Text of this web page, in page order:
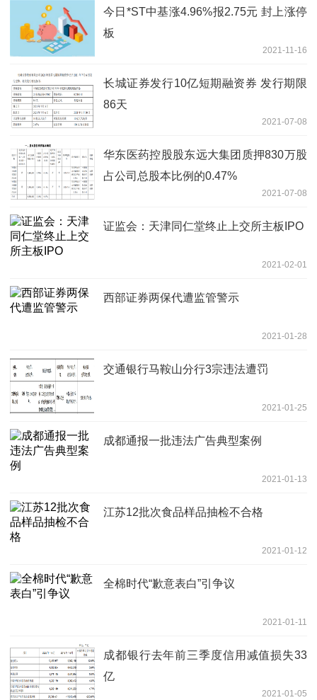
今日*ST中基涨4.96%报2.75元 封上涨停
板
2021-11-16
长城证券发行10亿短期融资券 发行期限
86天
2021-07-08
华东医药控股股东远大集团质押830万股
占公司总股本比例的0.47%
2021-07-08
证监会：天津同仁堂终止上交所主板IPO
2021-02-01
西部证券两保代遭监管警示
2021-01-28
交通银行马鞍山分行3宗违法遭罚
2021-01-25
成都通报一批违法广告典型案例
2021-01-13
江苏12批次食品样品抽检不合格
2021-01-12
全棉时代“歉意表白”引争议
2021-01-11
成都银行去年前三季度信用减值损失33
亿
2021-01-05